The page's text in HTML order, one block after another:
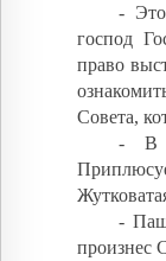
- Это
господ
право
Совета,
- В
-
произнес